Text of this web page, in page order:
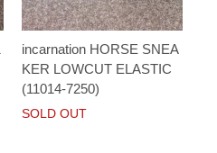
incarnation HORSE SNEA
KER LOWCUT ELASTIC
(11014-7250)
SOLD OUT